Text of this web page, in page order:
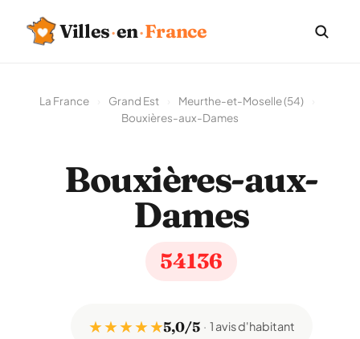
Villes·en·France
La France Grand Est Meurthe-et-Moselle (54)
Bouxières-aux-Dames
Bouxières-aux-
Dames
54136
★ ★ ★ ★ ★5,0/5 1 avis d'habitant